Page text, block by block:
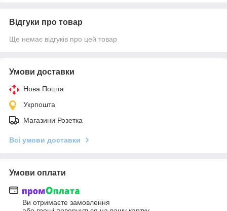
Відгуки про товар
Ще немає відгуків про цей товар
Умови доставки
Нова Пошта
Укрпошта
Магазини Розетка
Всі умови доставки
Умови оплати
Ви отримаєте замовлення